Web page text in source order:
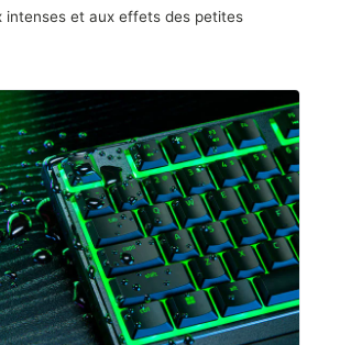
intenses et aux effets des petites